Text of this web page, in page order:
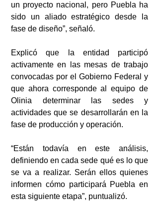
un proyecto nacional, pero Puebla ha
sido un aliado estratégico desde la
fase de diseño”, señaló.
Explicó que la entidad participó
activamente en las mesas de trabajo
convocadas por el Gobierno Federal y
que ahora corresponde al equipo de
Olinia determinar las sedes y
actividades que se desarrollarán en la
fase de producción y operación.
“Están todavía en este análisis,
definiendo en cada sede qué es lo que
se va a realizar. Serán ellos quienes
informen cómo participará Puebla en
esta siguiente etapa”, puntualizó.